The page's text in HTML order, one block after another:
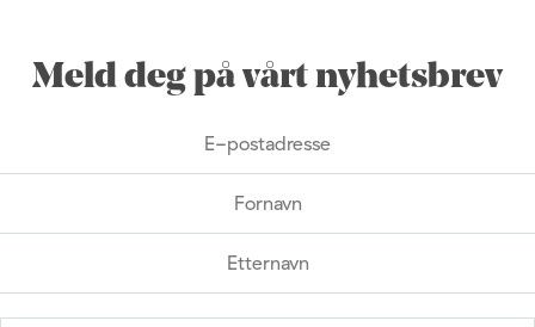
Meld deg på vårt nyhetsbrev